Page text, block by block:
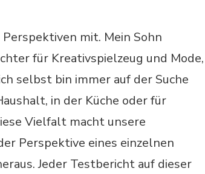
mit. Mein Sohn
für Kreativspielzeug und Mode,
selbst bin immer auf der Suche
in der Küche oder für
Vielfalt macht unsere
Perspektive eines einzelnen
Jeder Testbericht auf dieser